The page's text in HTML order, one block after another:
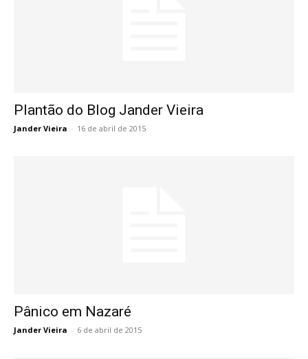
Plantão do Blog Jander Vieira
Jander Vieira - 16 de abril de 2015
Pânico em Nazaré
Jander Vieira - 6 de abril de 2015